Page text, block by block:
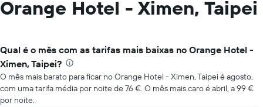
Orange Hotel - Ximen, Taipei
Qual é o mês com as tarifas mais baixas no Orange Hotel -
Ximen, Taipei?
O mês mais barato para ficar no Orange Hotel - Ximen, Taipei é agosto,
com uma tarifa média por noite de 76 €. O mês mais caro é abril, a 99 €
por noite.